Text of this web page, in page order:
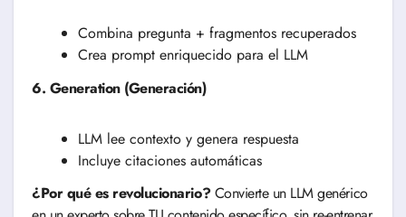
Combina pregunta + fragmentos recuperados
Crea prompt enriquecido para el LLM
6. Generation (Generación)
LLM lee contexto y genera respuesta
Incluye citaciones automáticas
¿Por qué es revolucionario?Convierte un LLM genérico